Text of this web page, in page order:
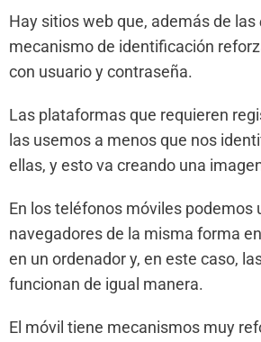
Hay sitios web que, además de las
mecanismo de identificación
con usuario y contraseña.
Las plataformas que requieren
las usemos a menos que nos
ellas, y esto va creando una
En los teléfonos móviles podemos
navegadores de la misma forma
en un ordenador y, en este caso,
funcionan de igual manera.
El móvil tiene mecanismos muy